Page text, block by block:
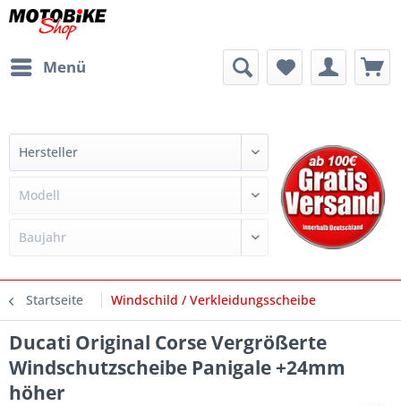
Menü
Startseite Windschild / Verkleidungsscheibe
Ducati Original Corse Vergrößerte
Windschutzscheibe Panigale +24mm
höher